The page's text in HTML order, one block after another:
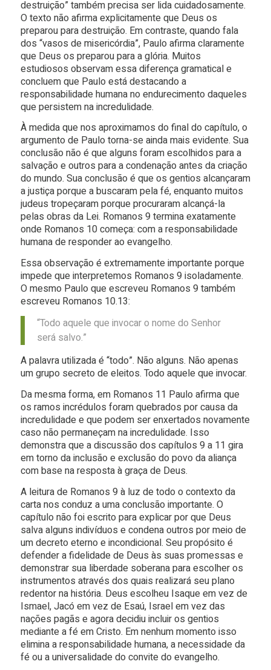
destruição” também precisa ser lida cuidadosamente.
O texto não afirma explicitamente que Deus os
preparou para destruição. Em contraste, quando fala
dos “vasos de misericórdia”, Paulo afirma claramente
que Deus os preparou para a glória. Muitos
estudiosos observam essa diferença gramatical e
concluem que Paulo está destacando a
responsabilidade humana no endurecimento daqueles
que persistem na incredulidade.
À medida que nos aproximamos do final do capítulo, o
argumento de Paulo torna-se ainda mais evidente. Sua
conclusão não é que alguns foram escolhidos para a
salvação e outros para a condenação antes da criação
do mundo. Sua conclusão é que os gentios alcançaram
a justiça porque a buscaram pela fé, enquanto muitos
judeus tropeçaram porque procuraram alcançá-la
pelas obras da Lei. Romanos 9 termina exatamente
onde Romanos 10 começa: com a responsabilidade
humana de responder ao evangelho.
Essa observação é extremamente importante porque
impede que interpretemos Romanos 9 isoladamente.
O mesmo Paulo que escreveu Romanos 9 também
escreveu Romanos 10.13:
“Todo aquele que invocar o nome do Senhor
será salvo.”
A palavra utilizada é “todo”. Não alguns. Não apenas
um grupo secreto de eleitos. Todo aquele que invocar.
Da mesma forma, em Romanos 11 Paulo afirma que
os ramos incrédulos foram quebrados por causa da
incredulidade e que podem ser enxertados novamente
caso não permaneçam na incredulidade. Isso
demonstra que a discussão dos capítulos 9 a 11 gira
em torno da inclusão e exclusão do povo da aliança
com base na resposta à graça de Deus.
A leitura de Romanos 9 à luz de todo o contexto da
carta nos conduz a uma conclusão importante. O
capítulo não foi escrito para explicar por que Deus
salva alguns indivíduos e condena outros por meio de
um decreto eterno e incondicional. Seu propósito é
defender a fidelidade de Deus às suas promessas e
demonstrar sua liberdade soberana para escolher os
instrumentos através dos quais realizará seu plano
redentor na história. Deus escolheu Isaque em vez de
Ismael, Jacó em vez de Esaú, Israel em vez das
nações pagãs e agora decidiu incluir os gentios
mediante a fé em Cristo. Em nenhum momento isso
elimina a responsabilidade humana, a necessidade da
fé ou a universalidade do convite do evangelho.